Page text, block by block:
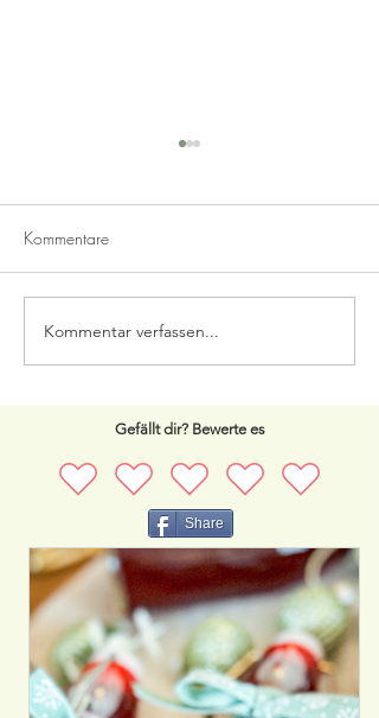
Pesto Rosso
Kommentare
Kommentar verfassen...
Gefällt dir? Bewerte es
Share